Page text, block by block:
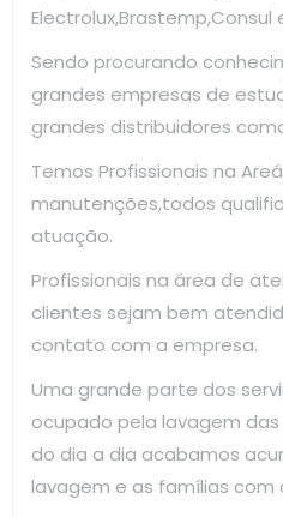
Electrolux,Brastemp,Consul
Sendo procurando
grandes empresas de
grandes distribuidores
Temos Profissionais na
manutenções,todos
atuação.
Profissionais na área de
clientes sejam bem
contato com a empresa.
Uma grande parte dos
ocupado pela lavagem
do dia a dia acabamos
lavagem e as famílias com